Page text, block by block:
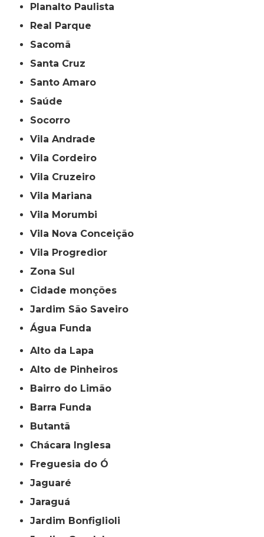
Planalto Paulista
Real Parque
Sacomã
Santa Cruz
Santo Amaro
Saúde
Socorro
Vila Andrade
Vila Cordeiro
Vila Cruzeiro
Vila Mariana
Vila Morumbi
Vila Nova Conceição
Vila Progredior
Zona Sul
cidade monções
jardim São Saveiro
Água Funda
Alto da Lapa
Alto de Pinheiros
Bairro do Limão
Barra Funda
Butantã
Chácara Inglesa
Freguesia do Ó
Jaguaré
Jaraguá
Jardim Bonfiglioli